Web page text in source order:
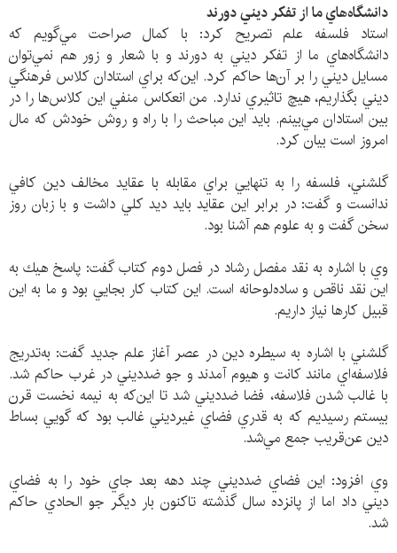
دانشگاه‌هاي ما از تفكر ديني دورند
استاد فلسفه علم تصريح كرد: با كمال صراحت مي‌گويم كه
دانشگاه‌هاي ما از تفكر ديني به دورند و با شعار و زور هم نمي‌توان
مسايل ديني را بر آن‌ها حاكم كرد. اين‌كه براي استادان كلاس فرهنگي
ديني بگذاريم، هيچ تاثيري ندارد. من انعكاس منفي اين كلاس‌ها را در
بين استادان مي‌بينم. بايد اين مباحث را با راه و روش خودش كه مال
امروز است بيان كرد.
گلشني، فلسفه را به تنهايي براي مقابله با عقايد مخالف دين كافي
ندانست و گفت: در برابر اين عقايد بايد ديد كلي داشت و با زبان روز
سخن گفت و به علوم هم آشنا بود.
وي با اشاره به نقد مفصل رشاد در فصل دوم كتاب گفت: پاسخ هيك به
اين نقد ناقص و ساده‌لوحانه است. اين كتاب كار بجايي بود و ما به اين
قبيل كارها نياز داريم.
گلشني با اشاره به سيطره دين در عصر آغاز علم جديد گفت: به‌تدريج
فلاسفه‌اي مانند كانت و هيوم آمدند و جو ضدديني در غرب حاكم شد.
با غالب شدن فلاسفه، فضا ضدديني شد تا اين‌كه به نيمه نخست قرن
بيستم رسيديم كه به قدري فضاي غيرديني غالب بود كه گويي بساط
دين عن‌قريب جمع مي‌شد.
وي افزود: اين فضاي ضدديني چند دهه بعد جاي خود را به فضاي
ديني داد اما از پانزده سال گذشته تاكنون بار ديگر جو الحادي حاكم
شد.